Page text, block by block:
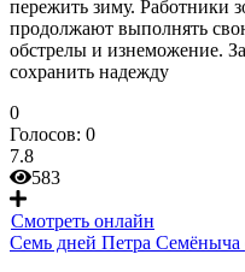
пережить зиму. Работники
продолжают выполнять
обстрелы и изнеможение.
сохранить надежду
0
Голосов: 0
7.8
583
Смотреть онлайн
Семь дней Петра Семёныча